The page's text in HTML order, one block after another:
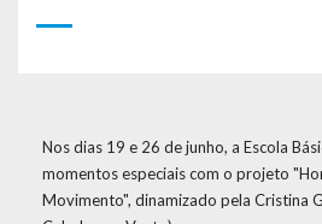
Nos dias 19 e 26 de junho, a Escola
momentos especiais com o projeto
Movimento", dinamizado pela Cristina